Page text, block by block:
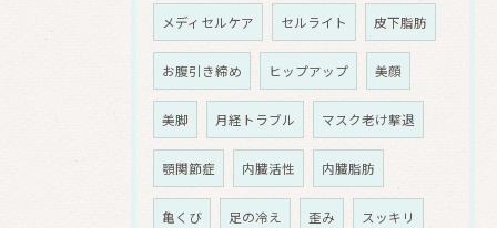
メディセルケア セルライト 皮下脂肪
お腹引き締め ヒップアップ 美顔
美脚 月経トラブル マスク老け撃退
顎関節症 内臓活性 内臓脂肪
亀くび 足の冷え 歪み スッキリ